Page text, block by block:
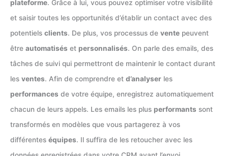
plateforme. Grâce à lui, vous pouvez optimiser votre visibilité
et saisir toutes les opportunités d’établir un contact avec des
potentiels clients. De plus, vos processus de vente peuvent
être automatisés et personnalisés. On parle des emails, des
tâches de suivi qui permettront de maintenir le contact durant
les ventes. Afin de comprendre et d’analyser les
performances de votre équipe, enregistrez automatiquement
chacun de leurs appels. Les emails les plus performants sont
transformés en modèles que vous partagerez à vos
différentes équipes. Il suffira de les retoucher avec les